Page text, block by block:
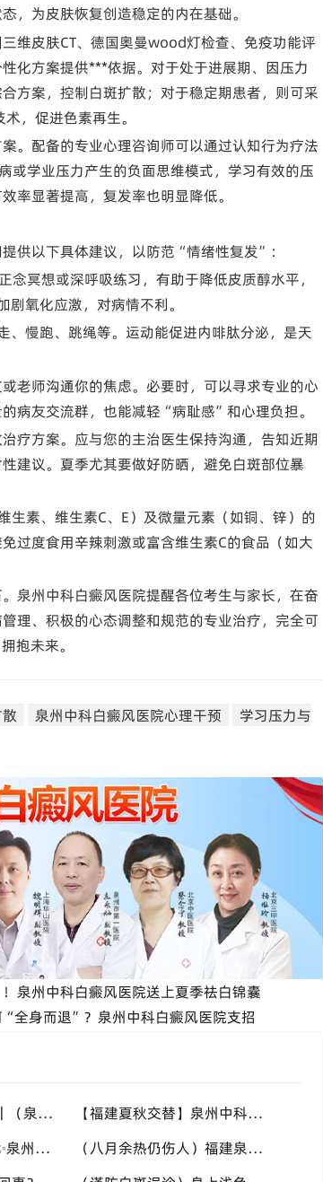
，为皮肤恢复创造稳定的内在基础。
维皮肤CT、德国奥曼wood灯检查、免疫功能评
化方案提供***依据。对于处于进展期、因压力
方案，控制白斑扩散；对于稳定期患者，则可采
，促进色素再生。
。配备的专业心理咨询师可以通过认知行为疗法
或学业压力产生的负面思维模式，学习有效的压
率显著提高，复发率也明显降低。
供以下具体建议，以防范“情绪性复发”：
念冥想或深呼吸练习，有助于降低皮质醇水平，
氧化应激，对病情不利。
、慢跑、跳绳等。运动能促进内啡肽分泌，是天
老师沟通你的焦虑。必要时，可以寻求专业的心
病友交流群，也能减轻“病耻感”和心理负担。
疗方案。应与您的主治医生保持沟通，告知近期
建议。夏季尤其要做好防晒，避免白斑部位暴
生素、维生素C、E）及微量元素（如铜、锌）的
过度食用辛辣刺激或富含维生素C的食品（如大
泉州中科白癜风医院提醒各位考生与家长，在奋
理、积极的心态调整和规范的专业治疗，完全可
抱未来。
泉州中科白癜风医院心理干预
学习压力与
泉州中科白癜风医院送上夏季祛白锦囊
“全身而退”？泉州中科白癜风医院支招
“八月末，秋风初至”｜（泉州）福建泉州中科白癜风医院，聊聊白癜风换季防护关键点
【福建夏秋交替】泉州中科白癜风医院，白癜风患者，入秋之后洗澡习惯也要多注意
“立秋后作息要调整”✨泉州中科白癜风医院，白癜风患者，不良作息会影响皮肤状态
（八月余热仍伤人）福建泉州中科白癜风医院，白癜风外出，依旧要做好硬防晒措施